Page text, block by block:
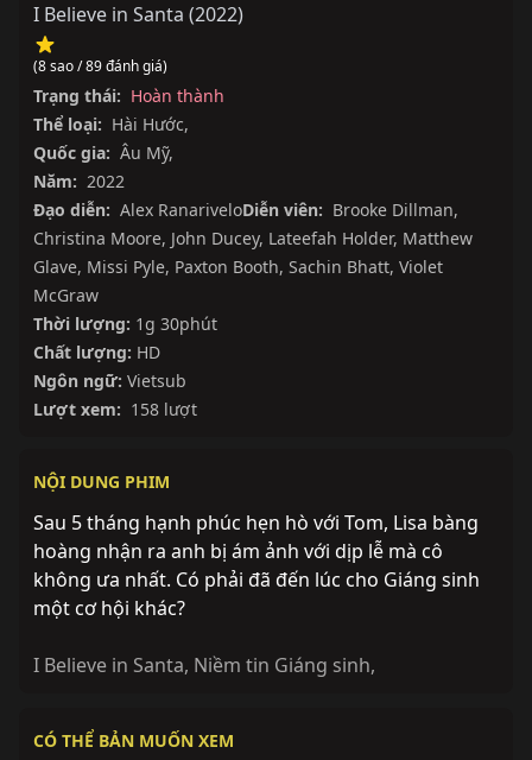
I Believe in Santa (2022)
(8 sao / 89 đánh giá)
Trạng thái: Hoàn thành
Thể loại: Hài Hước,
Quốc gia: Âu Mỹ,
Năm: 2022
Đạo diễn: Alex RanariveloDiễn viên: Brooke Dillman,
Christina Moore, John Ducey, Lateefah Holder, Matthew
Glave, Missi Pyle, Paxton Booth, Sachin Bhatt, Violet
McGraw
Thời lượng: 1g 30phút
Chất lượng: HD
Ngôn ngữ: Vietsub
Lượt xem: 158 lượt
NỘI DUNG PHIM
Sau 5 tháng hạnh phúc hẹn hò với Tom, Lisa bàng
hoàng nhận ra anh bị ám ảnh với dịp lễ mà cô
không ưa nhất. Có phải đã đến lúc cho Giáng sinh
một cơ hội khác?
I Believe in Santa, Niềm tin Giáng sinh,
CÓ THỂ BẢN MUỐN XEM